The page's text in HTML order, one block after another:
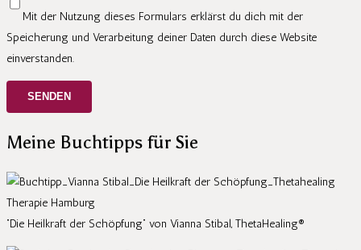
Mit der Nutzung dieses Formulars erklärst du dich mit der
Speicherung und Verarbeitung deiner Daten durch diese Website
einverstanden.
Meine Buchtipps für Sie
“Die Heilkraft der Schöpfung” von Vianna Stibal, ThetaHealing®